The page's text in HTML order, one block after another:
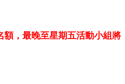
額，最晚至星期五活動小組將